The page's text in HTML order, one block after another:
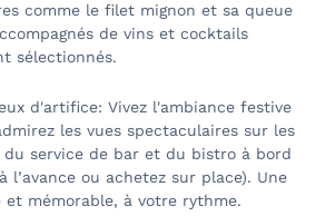
comme le filet mignon et sa queue
de vins et cocktails
sélectionnés.
d'artifice: Vivez l'ambiance festive
les vues spectaculaires sur les
du service de bar et du bistro à bord
l’avance ou achetez sur place). Une
mémorable, à votre rythme.